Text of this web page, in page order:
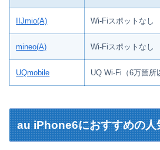
IIJmio(A) Wi-Fiスポットなし
mineo(A) Wi-Fiスポットなし
UQmobile UQ Wi-Fi（6万箇所
au iPhone6におすすめの人